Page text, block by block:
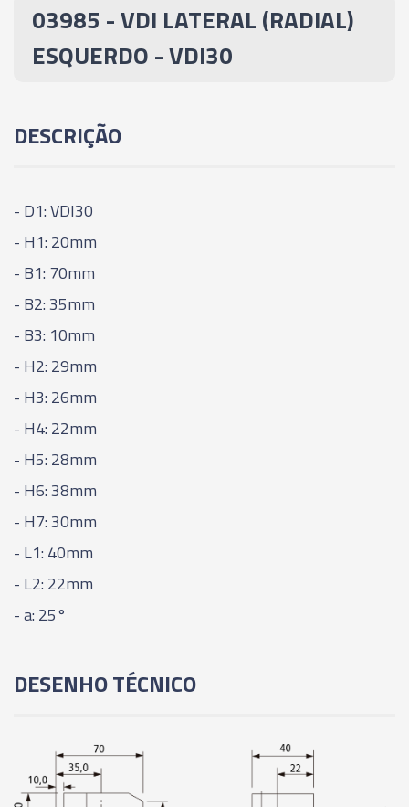
03985 - VDI LATERAL (RADIAL)
ESQUERDO - VDI30
DESCRIÇÃO
- D1: VDI30
- H1: 20mm
- B1: 70mm
- B2: 35mm
- B3: 10mm
- H2: 29mm
- H3: 26mm
- H4: 22mm
- H5: 28mm
- H6: 38mm
- H7: 30mm
- L1: 40mm
- L2: 22mm
- a: 25°
DESENHO TÉCNICO